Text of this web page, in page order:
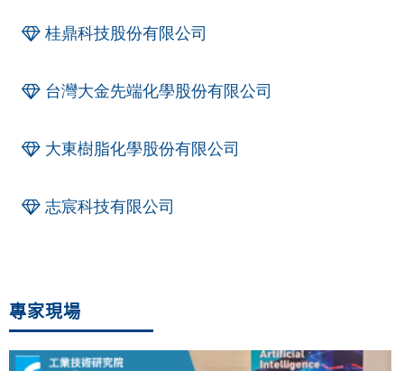
桂鼎科技股份有限公司
台灣大金先端化學股份有限公司
大東樹脂化學股份有限公司
志宸科技有限公司
專家現場